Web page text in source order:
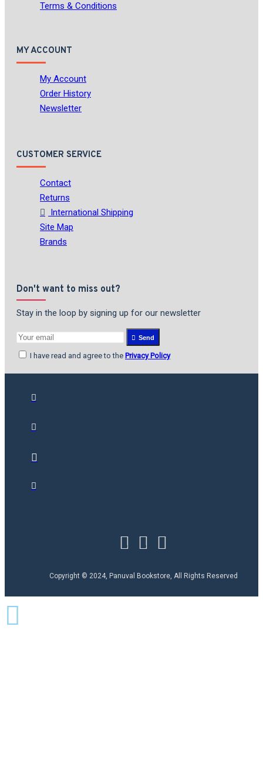
Terms & Conditions
MY ACCOUNT
My Account
Order History
Newsletter
CUSTOMER SERVICE
Contact
Returns
International Shipping
Site Map
Brands
Don't want to miss out?
Stay in the loop by signing up for our newsletter
Send
I have read and agree to the Privacy Policy
Copyright © 2024, Panuval Bookstore, All Rights Reserved